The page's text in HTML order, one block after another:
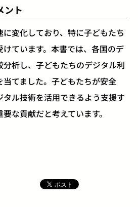
ント
変化しており、特に子どもたち
ています。本書では、各国のデ
析し、子どもたちのデジタル利
てました。子どもたちが安全
ル技術を活用できるよう支援す
な貢献だと考えています。